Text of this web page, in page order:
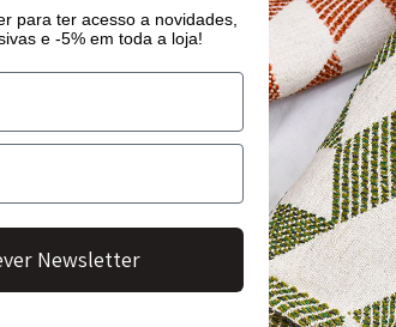
para ter acesso a novidades,
e -5% em toda a loja!
Newsletter